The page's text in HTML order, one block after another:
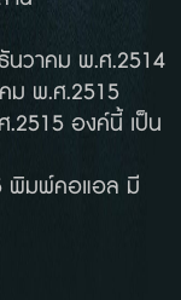
นวาคม พ.ศ.2514
ม พ.ศ.2515
องค์นี้ เป็น
พิมพ์คอแอล มี